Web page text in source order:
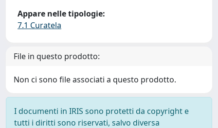
Appare nelle tipologie:
7.1 Curatela
File in questo prodotto:
Non ci sono file associati a questo prodotto.
I documenti in IRIS sono protetti da copyright e
tutti i diritti sono riservati, salvo diversa